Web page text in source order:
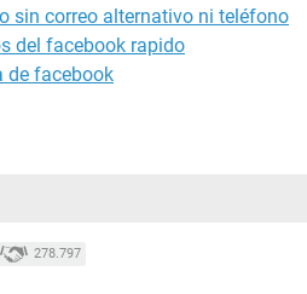
sin correo alternativo ni teléfono
del facebook rapido
de facebook
278.797